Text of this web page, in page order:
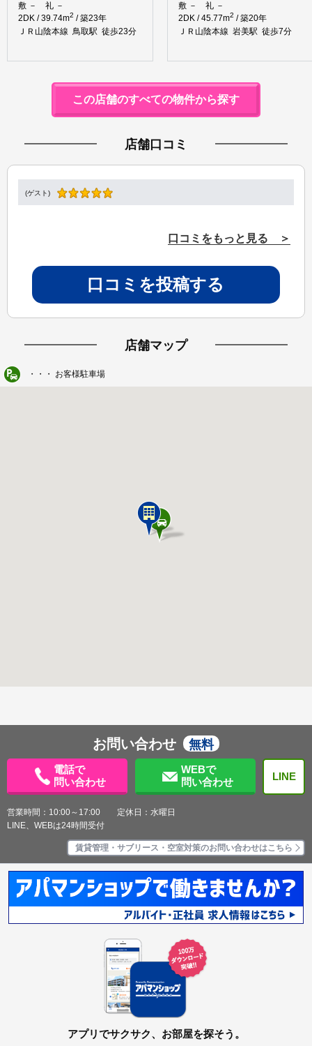
敷 － 礼 －
2DK / 39.74m2 / 築23年
ＪＲ山陰本線 鳥取駅 徒歩23分
敷 － 礼 －
2DK / 45.77m2 / 築20年
ＪＲ山陰本線 岩美駅 徒歩7分
この店舗のすべての物件から探す
店舗口コミ
(ゲスト)
口コミをもっと見る ＞
口コミを投稿する
店舗マップ
・・・ お客様駐車場
お問い合わせ 無料
電話で
問い合わせ
WEBで
問い合わせ
LINE
営業時間：10:00～17:00 定休日：水曜日
LINE、WEBは24時間受付
賃貸管理・サブリース・空室対策のお問い合わせはこちら
アプリでサクサク、お部屋を探そう。